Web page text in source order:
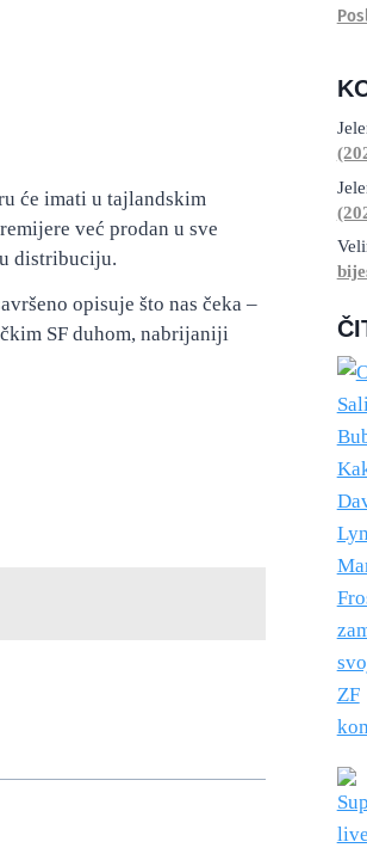
će imati u tajlandskim
već prodan u sve
distribuciju.
opisuje što nas čeka –
SF duhom, nabrijaniji